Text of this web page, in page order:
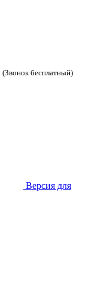
(Звонок бесплатный)
Версия для